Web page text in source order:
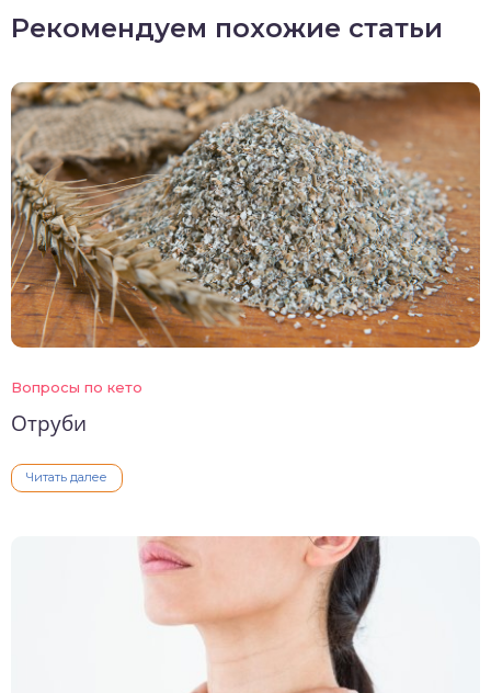
Рекомендуем похожие статьи
Вопросы по кето
Отруби
Читать далее